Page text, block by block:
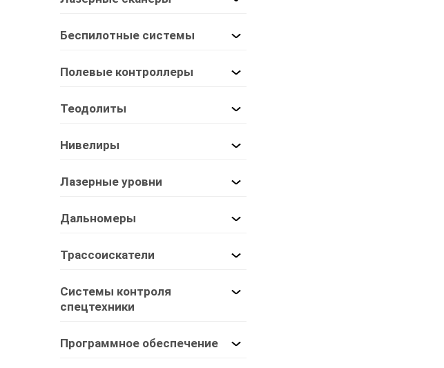
Беспилотные системы
Полевые контроллеры
Теодолиты
Нивелиры
Лазерные уровни
Дальномеры
Трассоискатели
Системы контроля
спецтехники
Программное обеспечение